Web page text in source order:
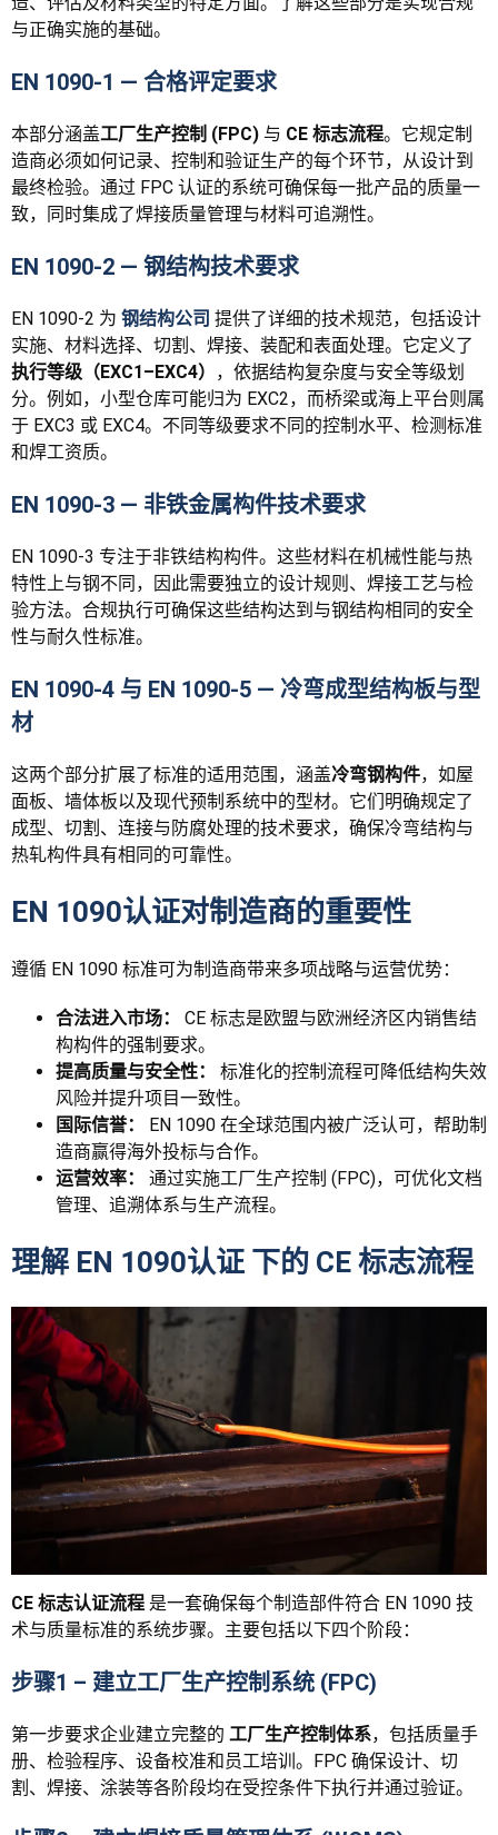
与正确实施的基础。
EN 1090-1 — 合格评定要求
本部分涵盖工厂生产控制 (FPC) 与 CE 标志流程。它规定制
造商必须如何记录、控制和验证生产的每个环节，从设计到
最终检验。通过 FPC 认证的系统可确保每一批产品的质量一
致，同时集成了焊接质量管理与材料可追溯性。
EN 1090-2 — 钢结构技术要求
EN 1090-2 为 钢结构公司 提供了详细的技术规范，包括设计
实施、材料选择、切割、焊接、装配和表面处理。它定义了
执行等级（EXC1–EXC4）
，依据结构复杂度与安全等级划
分。例如，小型仓库可能归为 EXC2，而桥梁或海上平台则属
于 EXC3 或 EXC4。不同等级要求不同的控制水平、检测标准
和焊工资质。
EN 1090-3 — 非铁金属构件技术要求
EN 1090-3 专注于非铁结构构件。这些材料在机械性能与热
特性上与钢不同，因此需要独立的设计规则、焊接工艺与检
验方法。合规执行可确保这些结构达到与钢结构相同的安全
性与耐久性标准。
EN 1090-4 与 EN 1090-5 — 冷弯成型结构板与型
材
这两个部分扩展了标准的适用范围，涵盖冷弯钢构件，如屋
面板、墙体板以及现代预制系统中的型材。它们明确规定了
成型、切割、连接与防腐处理的技术要求，确保冷弯结构与
热轧构件具有相同的可靠性。
EN 1090认证对制造商的重要性
遵循 EN 1090 标准可为制造商带来多项战略与运营优势：
合法进入市场：
CE 标志是欧盟与欧洲经济区内销售结
构构件的强制要求。
提高质量与安全性：
标准化的控制流程可降低结构失效
风险并提升项目一致性。
国际信誉：
EN 1090 在全球范围内被广泛认可，帮助制
造商赢得海外投标与合作。
运营效率：
通过实施工厂生产控制 (FPC)，可优化文档
管理、追溯体系与生产流程。
理解 EN 1090认证 下的 CE 标志流程
CE 标志认证流程 是一套确保每个制造部件符合 EN 1090 技
术与质量标准的系统步骤。主要包括以下四个阶段：
步骤1 – 建立工厂生产控制系统 (FPC)
第一步要求企业建立完整的 工厂生产控制体系，包括质量手
册、检验程序、设备校准和员工培训。FPC 确保设计、切
割、焊接、涂装等各阶段均在受控条件下执行并通过验证。